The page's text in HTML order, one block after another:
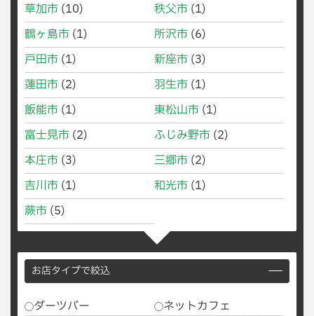
草加市 (10) 秩父市 (1)
鶴ヶ島市 (1) 所沢市 (6)
戸田市 (1) 新座市 (3)
蓮田市 (2) 羽生市 (1)
飯能市 (1) 東松山市 (1)
富士見市 (2) ふじみ野市 (2)
本庄市 (3) 三郷市 (2)
吉川市 (1) 和光市 (1)
蕨市 (5)
お店タイプで絞込
ダーツバー
ネットカフェ